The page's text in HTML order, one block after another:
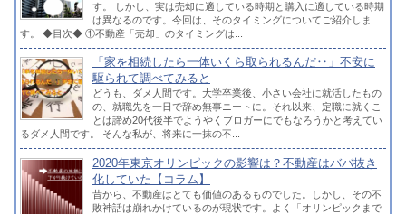
す。 しかし、実は売却に適している時期と購入に適している時期
は異なるのです。今回は、そのタイミングについてご紹介しま
す。 ◆目次◆ ①不動産「売却」のタイミングは...
「家を相続したら一体いくら取られるんだ‥」不安に
駆られて調べてみると
どうも、ダメ人間です。大学卒業後、小さい会社に就活したもの
の、就職先を一日で辞め無事ニートに。それ以来、定職に就くこ
とは諦め20代後半でようやくブロガーにでもなろうかと考えてい
るダメ人間です。 そんな私が、将来に一抹の不...
2020年東京オリンピックの影響は？不動産はババ抜き
化していた【コラム】
昔から、不動産はとても価値のあるものでした。しかし、その不
敗神話は崩れかけているのが現状です。よく「オリンピックまで